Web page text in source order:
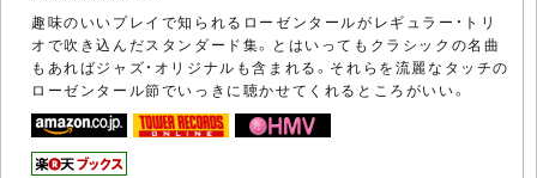
趣味のいいプレイで知られるローゼンタールがレギュラー・トリ
オで吹き込んだスタンダード集。とはいってもクラシックの名曲
もあればジャズ・オリジナルも含まれる。それらを流麗なタッチの
ローゼンタール節でいっきに聴かせてくれるところがいい。